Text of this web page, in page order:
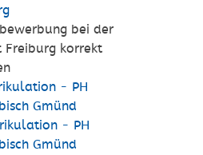
bei der
Freiburg korrekt
- PH
Gmünd
- PH
Gmünd